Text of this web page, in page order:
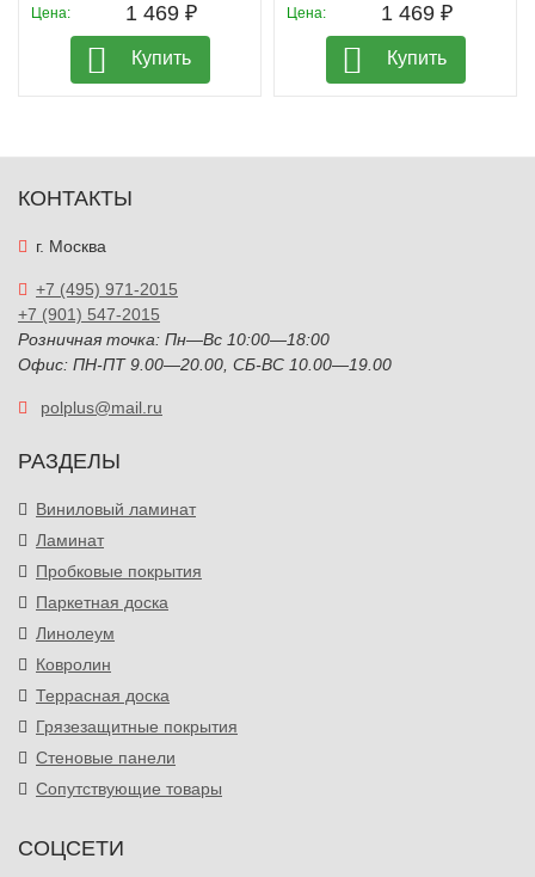
Цена: 1 469 ₽
Купить
Цена: 1 469 ₽
Купить
КОНТАКТЫ
г. Москва
+7 (495) 971-2015
+7 (901) 547-2015
Розничная точка: Пн—Вс 10:00—18:00
Офис: ПН-ПТ 9.00—20.00, СБ-ВС 10.00—19.00
polplus@mail.ru
РАЗДЕЛЫ
Виниловый ламинат
Ламинат
Пробковые покрытия
Паркетная доска
Линолеум
Ковролин
Террасная доска
Грязезащитные покрытия
Стеновые панели
Сопутствующие товары
СОЦСЕТИ